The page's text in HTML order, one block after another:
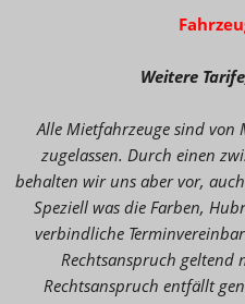
Weitere
Alle Mietfahrzeuge sind von
zugelassen. Durch einen
behalten wir uns aber vor,
Speziell was die Farben,
verbindliche
Rechtsanspruch geltend
Rechtsanspruch entfällt